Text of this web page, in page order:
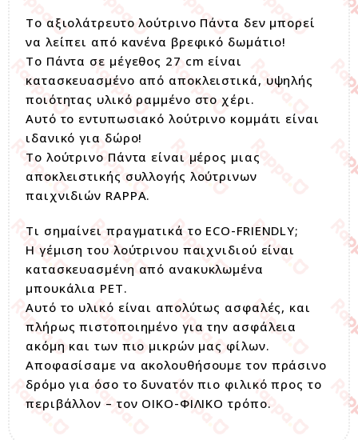
Το αξιολάτρευτο λούτρινο Πάντα δεν μπορεί
να λείπει από κανένα βρεφικό δωμάτιο!
Το Πάντα σε μέγεθος 27 cm είναι
κατασκευασμένο από αποκλειστικά, υψηλής
ποιότητας υλικό ραμμένο στο χέρι.
Αυτό το εντυπωσιακό λούτρινο κομμάτι είναι
ιδανικό για δώρο!
Το λούτρινο Πάντα είναι μέρος μιας
αποκλειστικής συλλογής λούτρινων
παιχνιδιών RAPPA.
Τι σημαίνει πραγματικά το ECO-FRIENDLY;
Η γέμιση του λούτρινου παιχνιδιού είναι
κατασκευασμένη από ανακυκλωμένα
μπουκάλια PET.
Αυτό το υλικό είναι απολύτως ασφαλές, και
πλήρως πιστοποιημένο για την ασφάλεια
ακόμη και των πιο μικρών μας φίλων.
Αποφασίσαμε να ακολουθήσουμε τον πράσινο
δρόμο για όσο το δυνατόν πιο φιλικό προς το
περιβάλλον – τον ΟΙΚΟ-ΦΙΛΙΚΟ τρόπο.